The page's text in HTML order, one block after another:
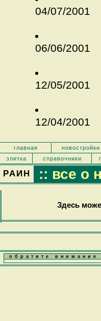
04/07/2001
06/06/2001
12/05/2001
12/04/2001
главная новостройки
элитка
справочники
РАИН :: все о
Здесь
обратите внимание